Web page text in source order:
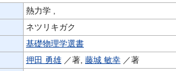
熱力学 ,
ネツリキガク
基礎物理学選書
押田 勇雄 ／著, 藤城 敏幸 ／著